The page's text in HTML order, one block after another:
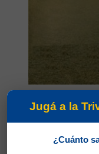
Partidos jugados
en Campeonato
Benítez, Jorge
Jugá a la
¿Cuánto